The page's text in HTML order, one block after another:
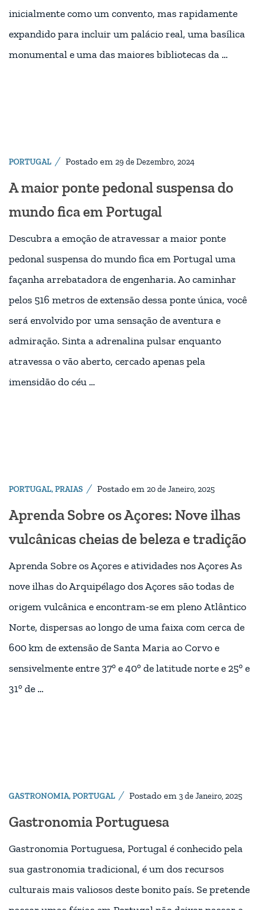
inicialmente como um convento, mas rapidamente
expandido para incluir um palácio real, uma basílica
monumental e uma das maiores bibliotecas da …
PORTUGAL Postado em 29 de Dezembro, 2024
A maior ponte pedonal suspensa do
mundo fica em Portugal
Descubra a emoção de atravessar a maior ponte
pedonal suspensa do mundo fica em Portugal uma
façanha arrebatadora de engenharia. Ao caminhar
pelos 516 metros de extensão dessa ponte única, você
será envolvido por uma sensação de aventura e
admiração. Sinta a adrenalina pulsar enquanto
atravessa o vão aberto, cercado apenas pela
imensidão do céu …
PORTUGAL,PRAIAS Postado em 20 de Janeiro, 2025
Aprenda Sobre os Açores: Nove ilhas
vulcânicas cheias de beleza e tradição
Aprenda Sobre os Açores e atividades nos Açores As
nove ilhas do Arquipélago dos Açores são todas de
origem vulcânica e encontram-se em pleno Atlântico
Norte, dispersas ao longo de uma faixa com cerca de
600 km de extensão de Santa Maria ao Corvo e
sensivelmente entre 37° e 40° de latitude norte e 25° e
31° de …
GASTRONOMIA,PORTUGAL Postado em 3 de Janeiro, 2025
Gastronomia Portuguesa
Gastronomia Portuguesa, Portugal é conhecido pela
sua gastronomia tradicional, é um dos recursos
culturais mais valiosos deste bonito país. Se pretende